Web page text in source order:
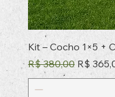
Kit – Cocho 1×5 +
Preço normal
R$ 380,00 Preço
R$